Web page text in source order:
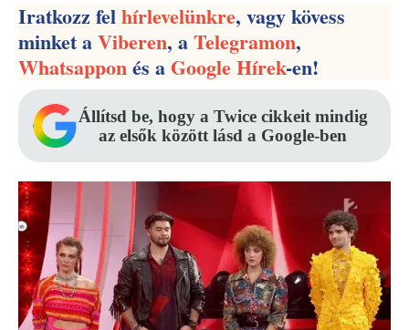
Iratkozz felhírlevelünkre, vagy kövess
minket aViberen, aTelegramon,
Whatsapponés aGoogle Hírek-en!
Állítsd be, hogy a Twice cikkeit mindig
az elsők között lásd a Google-ben